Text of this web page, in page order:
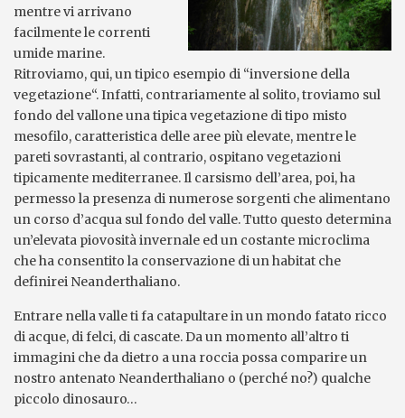
mentre vi arrivano
facilmente le correnti
umide marine.
Ritroviamo, qui, un tipico esempio di “inversione della
vegetazione“. Infatti, contrariamente al solito, troviamo sul
fondo del vallone una tipica vegetazione di tipo misto
mesofilo, caratteristica delle aree più elevate, mentre le
pareti sovrastanti, al contrario, ospitano vegetazioni
tipicamente mediterranee. Il carsismo dell’area, poi, ha
permesso la presenza di numerose sorgenti che alimentano
un corso d’acqua sul fondo del valle. Tutto questo determina
un’elevata piovosità invernale ed un costante microclima
che ha consentito la conservazione di un habitat che
definirei Neanderthaliano.
Entrare nella valle ti fa catapultare in un mondo fatato ricco
di acque, di felci, di cascate. Da un momento all’altro ti
immagini che da dietro a una roccia possa comparire un
nostro antenato Neanderthaliano o (perché no?) qualche
piccolo dinosauro…